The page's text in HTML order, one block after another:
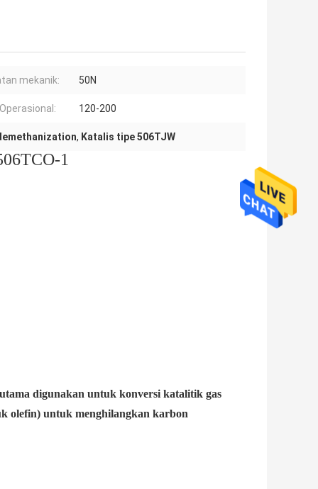
mekanik: 50N
120-200
, Katalis tipe 506TJW
1
digunakan untuk konversi katalitik gas
olefin) untuk menghilangkan karbon